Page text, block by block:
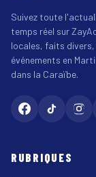
Suivez toute
temps réel sur
locales, faits
événements en
dans la Caraïbe.
RUBRIQUES